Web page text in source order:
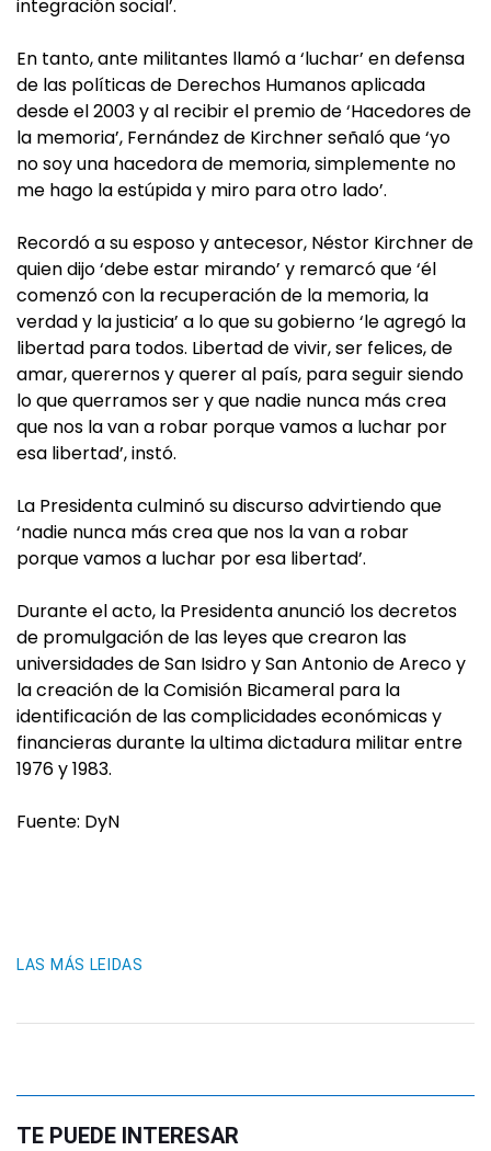
integración social’.
En tanto, ante militantes llamó a ‘luchar’ en defensa
de las políticas de Derechos Humanos aplicada
desde el 2003 y al recibir el premio de ‘Hacedores de
la memoria’, Fernández de Kirchner señaló que ‘yo
no soy una hacedora de memoria, simplemente no
me hago la estúpida y miro para otro lado’.
Recordó a su esposo y antecesor, Néstor Kirchner de
quien dijo ‘debe estar mirando’ y remarcó que ‘él
comenzó con la recuperación de la memoria, la
verdad y la justicia’ a lo que su gobierno ‘le agregó la
libertad para todos. Libertad de vivir, ser felices, de
amar, querernos y querer al país, para seguir siendo
lo que querramos ser y que nadie nunca más crea
que nos la van a robar porque vamos a luchar por
esa libertad’, instó.
La Presidenta culminó su discurso advirtiendo que
‘nadie nunca más crea que nos la van a robar
porque vamos a luchar por esa libertad’.
Durante el acto, la Presidenta anunció los decretos
de promulgación de las leyes que crearon las
universidades de San Isidro y San Antonio de Areco y
la creación de la Comisión Bicameral para la
identificación de las complicidades económicas y
financieras durante la ultima dictadura militar entre
1976 y 1983.
Fuente: DyN
LAS MÁS LEIDAS
TE PUEDE INTERESAR